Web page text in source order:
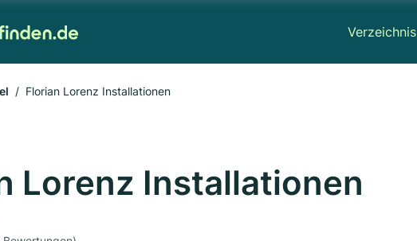
Verzeichnis
Florian Lorenz Installationen
Lorenz Installationen